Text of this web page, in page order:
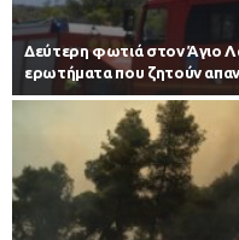
Δεύτερη φωτιά στον Άγιο
ερωτήματα που ζητούν